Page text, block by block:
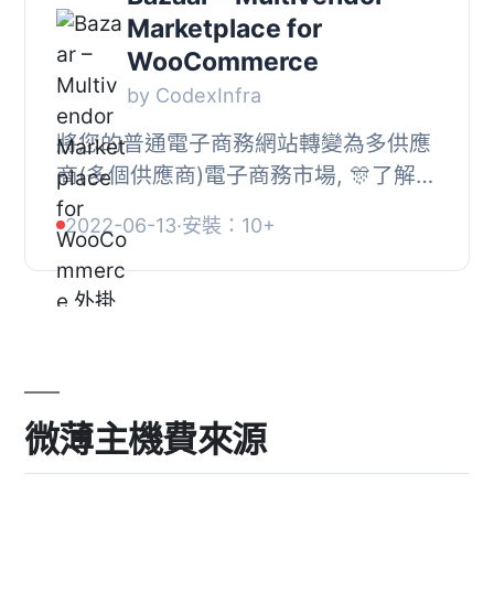
Marketplace for
WooCommerce
by CodexInfra
將您的普通電子商務網站轉變為多供應
商(多個供應商)電子商務市場, 🎊了解更
多🎊, 🎊現場演示連結：官方示範, 🎊
bAZAAR（PRO）：具有bAZAAR所有
功能, , 我們...
2022-06-13·安裝：10+
微薄主機費來源